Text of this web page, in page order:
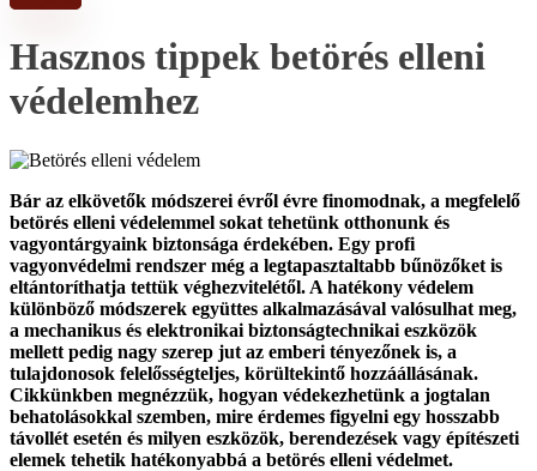
Hasznos tippek betörés elleni
védelemhez
Bár az elkövetők módszerei évről évre finomodnak, a megfelelő
betörés elleni védelemmel sokat tehetünk otthonunk és
vagyontárgyaink biztonsága érdekében. Egy profi
vagyonvédelmi rendszer még a legtapasztaltabb bűnözőket is
eltántoríthatja tettük véghezvitelétől. A hatékony védelem
különböző módszerek együttes alkalmazásával valósulhat meg,
a mechanikus és elektronikai biztonságtechnikai eszközök
mellett pedig nagy szerep jut az emberi tényezőnek is, a
tulajdonosok felelősségteljes, körültekintő hozzáállásának.
Cikkünkben megnézzük, hogyan védekezhetünk a jogtalan
behatolásokkal szemben, mire érdemes figyelni egy hosszabb
távollét esetén és milyen eszközök, berendezések vagy építészeti
elemek tehetik hatékonyabbá a betörés elleni védelmet.